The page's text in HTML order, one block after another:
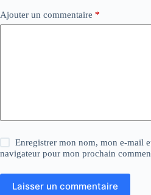
Ajouter un commentaire *
Enregistrer mon nom, mon e-mail
navigateur pour mon prochain
Laisser un commentaire